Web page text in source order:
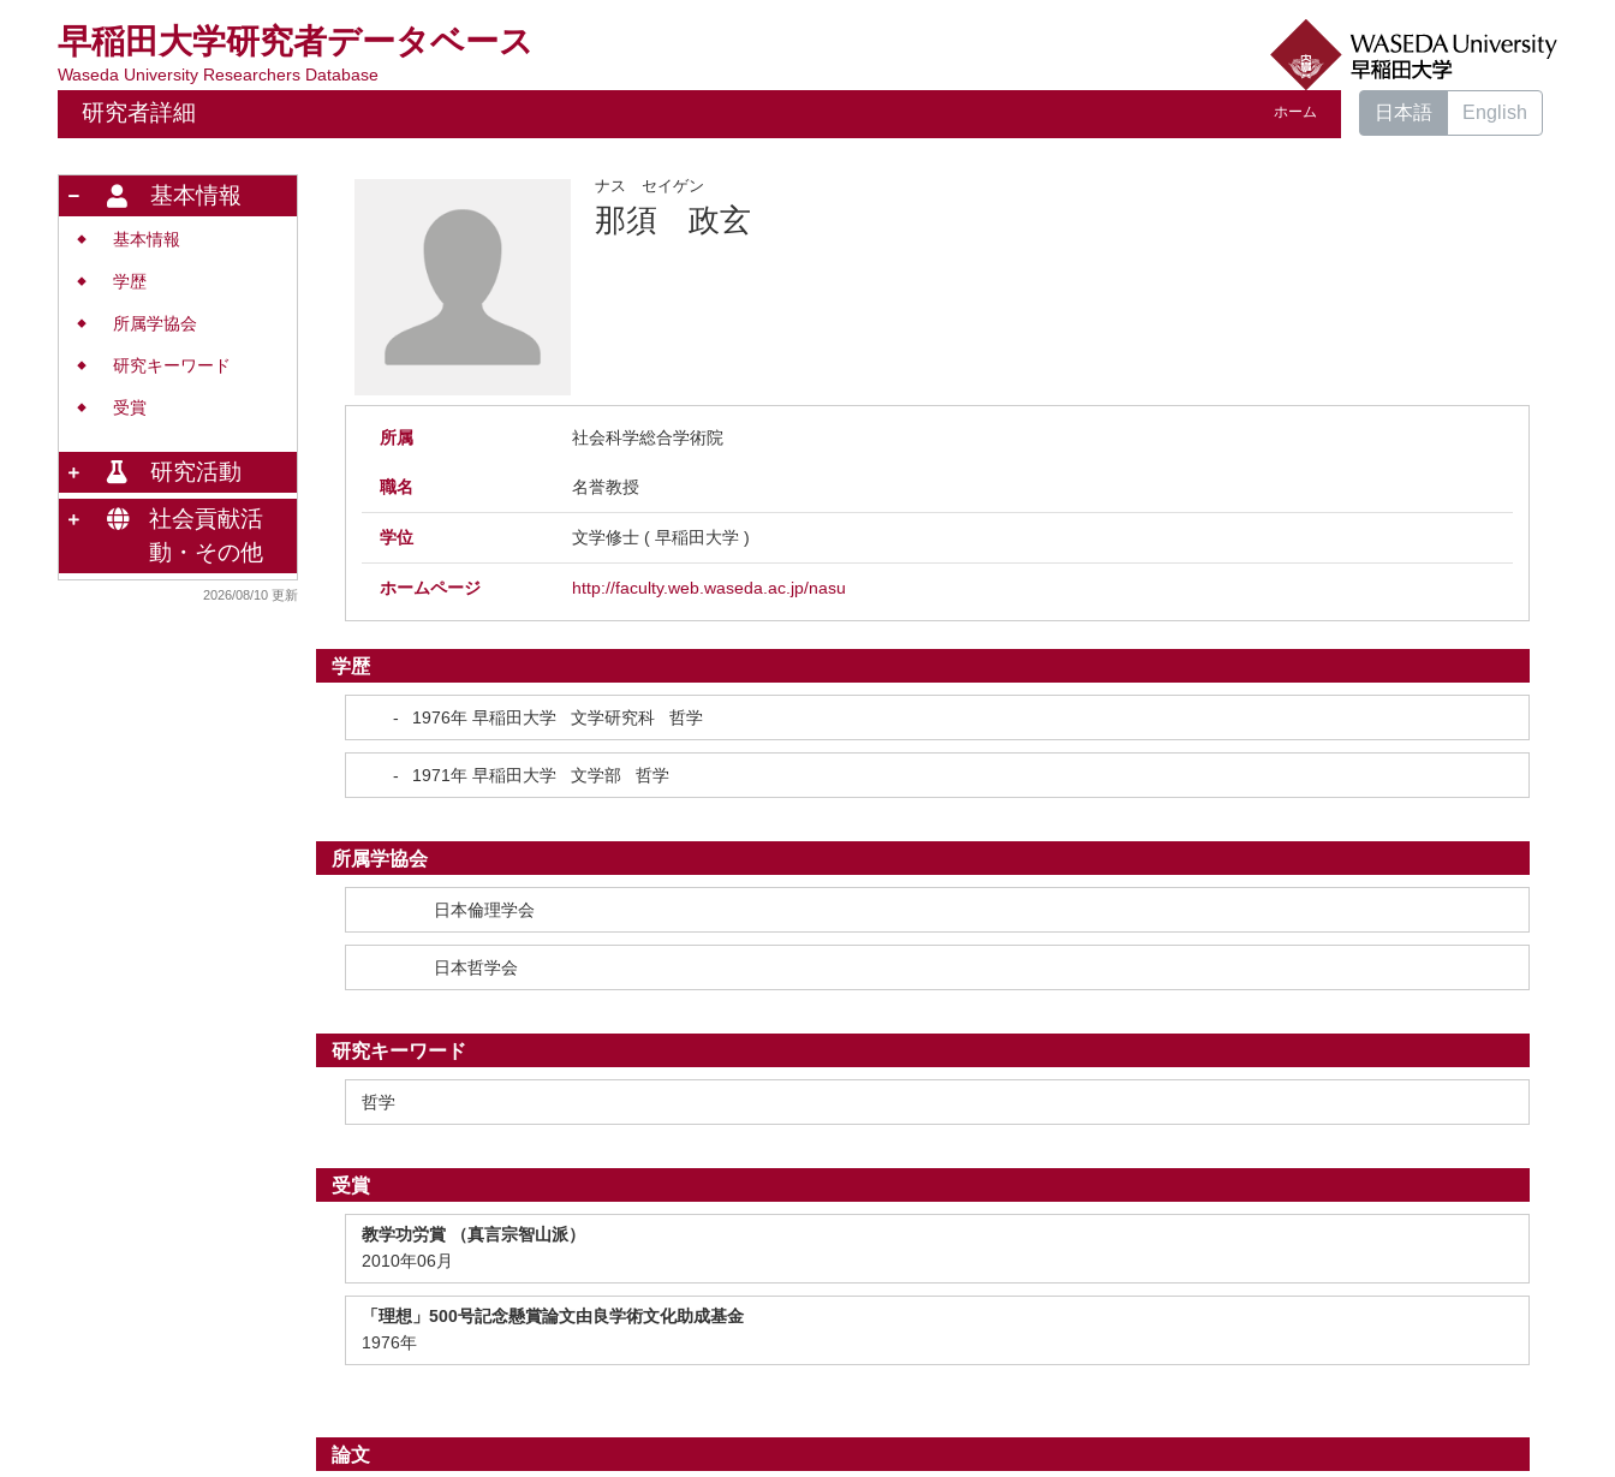
早稲田大学研究者データベース
Waseda University Researchers Database
研究者詳細 ホーム 日本語 English
基本情報
◆ 基本情報
◆ 学歴
◆ 所属学協会
◆ 研究キーワード
◆ 受賞
研究活動
社会貢献活
動・その他
2026/08/10 更新
ナス セイゲン
那須 政玄
所属 社会科学総合学術院
職名 名誉教授
学位 文学修士 ( 早稲田大学 )
ホームページ http://faculty.web.waseda.ac.jp/nasu
学歴
- 1976年 早稲田大学 文学研究科 哲学
- 1971年 早稲田大学 文学部 哲学
所属学協会
日本倫理学会
日本哲学会
研究キーワード
哲学
受賞
教学功労賞 （真言宗智山派）
2010年06月
「理想」500号記念懸賞論文由良学術文化助成基金
1976年
論文